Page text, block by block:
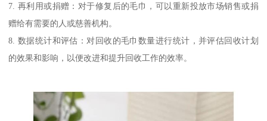
7. 再利用或捐赠：对于修复后的毛巾，可以重新投放市场销售或捐
赠给有需要的人或慈善机构。
8. 数据统计和评估：对回收的毛巾数量进行统计，并评估回收计划
的效果和影响，以便改进和提升回收工作的效率。